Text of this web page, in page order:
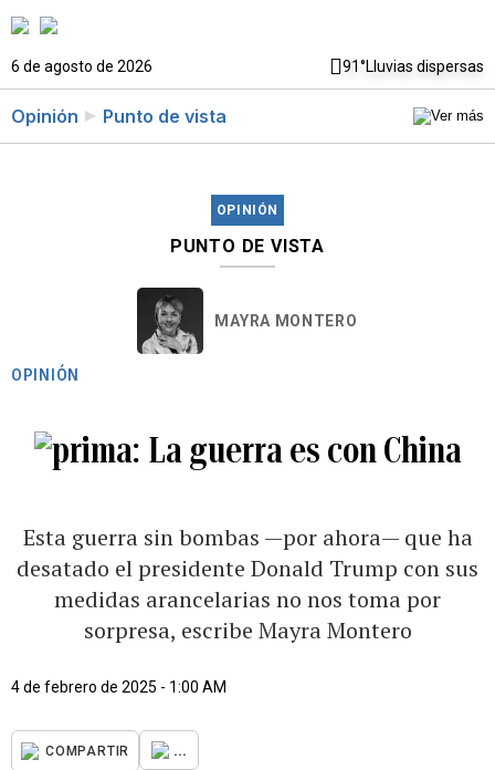
6 de agosto de 2026 91°Lluvias dispersas
Opinión Punto de vista
OPINIÓN
PUNTO DE VISTA
MAYRA MONTERO
OPINIÓN
La guerra es con China
Esta guerra sin bombas —por ahora— que ha
desatado el presidente Donald Trump con sus
medidas arancelarias no nos toma por
sorpresa, escribe Mayra Montero
4 de febrero de 2025 - 1:00 AM
COMPARTIR ...